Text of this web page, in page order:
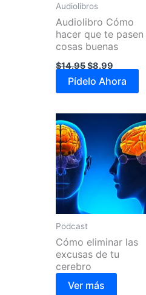
Audiolibros
Audiolibro Cómo
hacer que te pasen
cosas buenas
$14.95$8.99
Pídelo Ahora
Podcast
Cómo eliminar las
excusas de tu
cerebro
Ver más